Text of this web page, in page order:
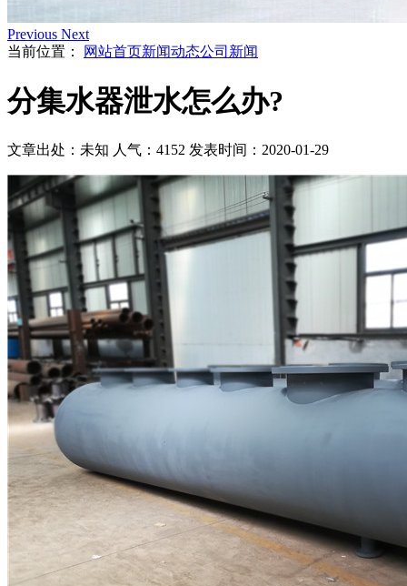
Previous Next
当前位置：
网站首页新闻动态公司新闻
分集水器泄水怎么办?
文章出处：未知 人气：4152 发表时间：2020-01-29